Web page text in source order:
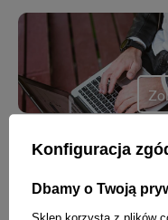
Konfiguracja
Dbamy o Twoją